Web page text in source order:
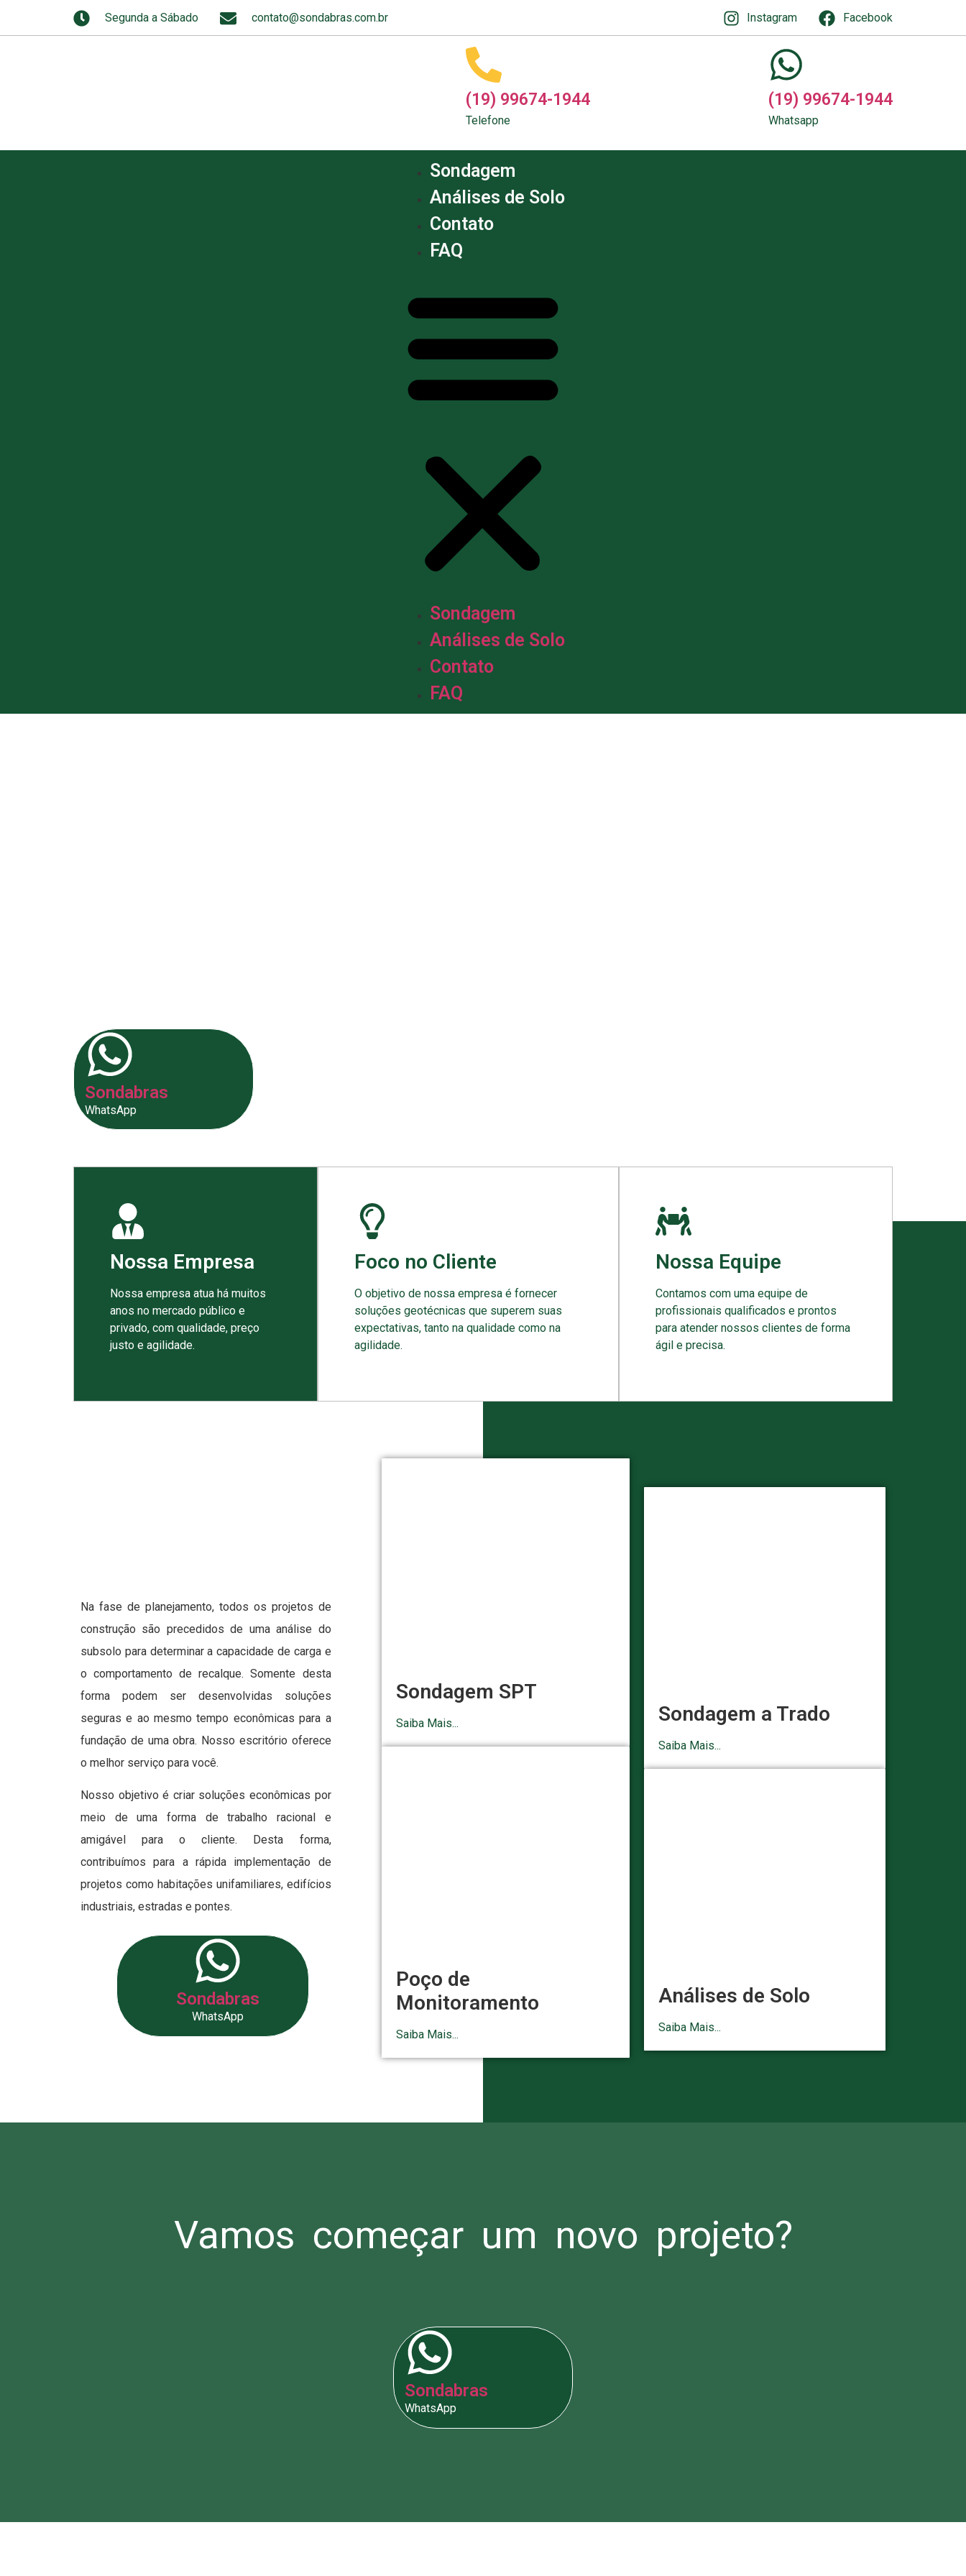
Segunda a Sábado contato@sondabras.com.br Instagram Facebook
(19) 99674-1944
Telefone
(19) 99674-1944
Whatsapp
Sondagem
Análises de Solo
Contato
FAQ
Sondagem
Análises de Solo
Contato
FAQ
Sondabras
WhatsApp
Nossa Empresa
Nossa empresa atua há muitos
anos no mercado público e
privado, com qualidade, preço
justo e agilidade.
Foco no Cliente
O objetivo de nossa empresa é fornecer
soluções geotécnicas que superem suas
expectativas, tanto na qualidade como na
agilidade.
Nossa Equipe
Contamos com uma equipe de
profissionais qualificados e prontos
para atender nossos clientes de forma
ágil e precisa.
Na fase de planejamento, todos os projetos de
construção são precedidos de uma análise do
subsolo para determinar a capacidade de carga e
o comportamento de recalque. Somente desta
forma podem ser desenvolvidas soluções
seguras e ao mesmo tempo econômicas para a
fundação de uma obra. Nosso escritório oferece
o melhor serviço para você.
Nosso objetivo é criar soluções econômicas por
meio de uma forma de trabalho racional e
amigável para o cliente. Desta forma,
contribuímos para a rápida implementação de
projetos como habitações unifamiliares, edifícios
industriais, estradas e pontes.
Sondabras
WhatsApp
Sondagem SPT
Saiba Mais...
Poço de
Monitoramento
Saiba Mais...
Sondagem a Trado
Saiba Mais...
Análises de Solo
Saiba Mais...
Vamos começar um novo projeto?
Sondabras
WhatsApp